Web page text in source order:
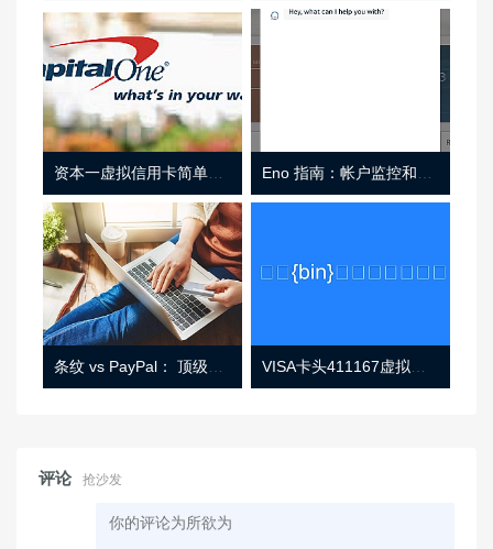
资本一虚拟信用卡简单介绍
条纹 vs PayPal： 顶级功能， 定价 （和更多！ VISA卡头411167虚拟卡基础信息
评论 抢沙发